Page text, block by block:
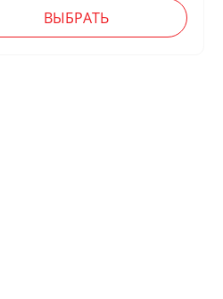
ВЫБРАТЬ